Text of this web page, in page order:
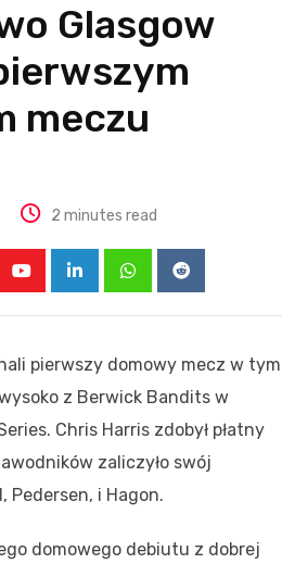
Glasgow
meczu
2 minutes read
LinkedInWhatsappReddit
pierwszy domowy mecz w tym
z Berwick Bandits w
Chris Harris zdobył płatny
zaliczyło swój
Pedersen, i Hagon.
domowego debiutu z dobrej